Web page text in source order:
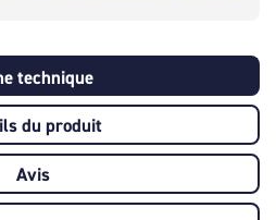
technique
du produit
Avis